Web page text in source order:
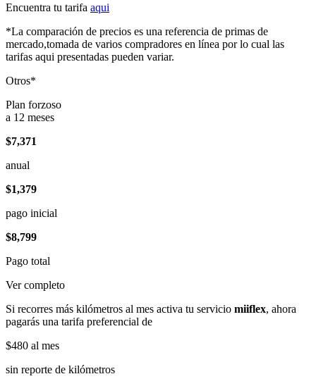
Encuentra tu tarifa aqui
*La comparación de precios es una referencia de primas de
mercado,tomada de varios compradores en línea por lo cual las
tarifas aqui presentadas pueden variar.
Otros*
Plan forzoso
a 12 meses
$7,371
anual
$1,379
pago inicial
$8,799
Pago total
Ver completo
Si recorres más kilómetros al mes activa tu servicio miiflex, ahora
pagarás una tarifa preferencial de
$480 al mes
sin reporte de kilómetros